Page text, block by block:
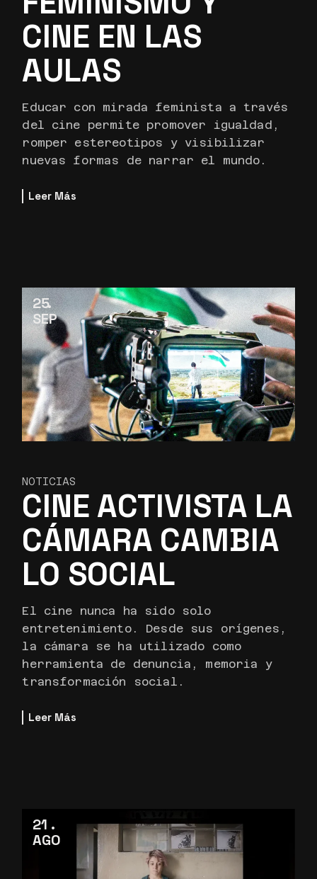
CINE EN LAS
AULAS
Educar con mirada feminista a través
del cine permite promover igualdad,
romper estereotipos y visibilizar
nuevas formas de narrar el mundo.
Leer Más
25
SEP
NOTICIAS
CINE ACTIVISTA LA
CÁMARA CAMBIA
LO SOCIAL
El cine nunca ha sido solo
entretenimiento. Desde sus orígenes,
la cámara se ha utilizado como
herramienta de denuncia, memoria y
transformación social.
Leer Más
21
AGO